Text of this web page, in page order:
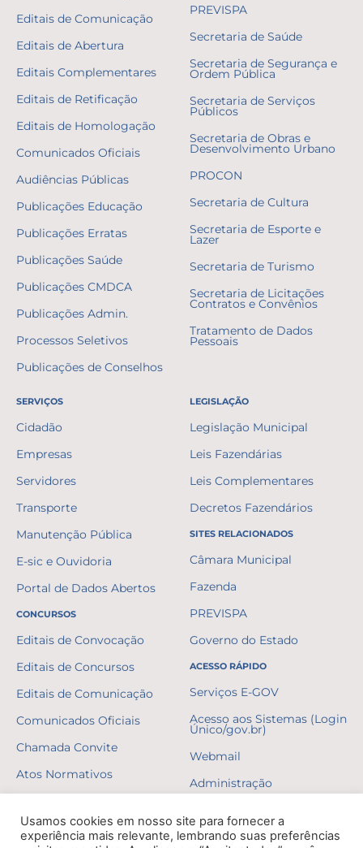
Editais de Comunicação
Editais de Abertura
Editais Complementares
Editais de Retificação
Editais de Homologação
Comunicados Oficiais
Audiências Públicas
Publicações Educação
Publicações Erratas
Publicações Saúde
Publicações CMDCA
Publicações Admin.
Processos Seletivos
Publicações de Conselhos
PREVISPA
Secretaria de Saúde
Secretaria de Segurança e
Ordem Pública
Secretaria de Serviços
Públicos
Secretaria de Obras e
Desenvolvimento Urbano
PROCON
Secretaria de Cultura
Secretaria de Esporte e
Lazer
Secretaria de Turismo
Secretaria de Licitações
Contratos e Convênios
Tratamento de Dados
Pessoais
SERVIÇOS
Cidadão
Empresas
Servidores
Transporte
Manutenção Pública
E-sic e Ouvidoria
Portal de Dados Abertos
CONCURSOS
Editais de Convocação
Editais de Concursos
Editais de Comunicação
Comunicados Oficiais
Chamada Convite
Atos Normativos
Gabaritos
LEGISLAÇÃO
Legislação Municipal
Leis Fazendárias
Leis Complementares
Decretos Fazendários
SITES RELACIONADOS
Câmara Municipal
Fazenda
PREVISPA
Governo do Estado
ACESSO RÁPIDO
Serviços E-GOV
Acesso aos Sistemas (Login
Único/gov.br)
Webmail
Administração
Usamos cookies em nosso site para fornecer a
experiência mais relevante, lembrando suas preferências